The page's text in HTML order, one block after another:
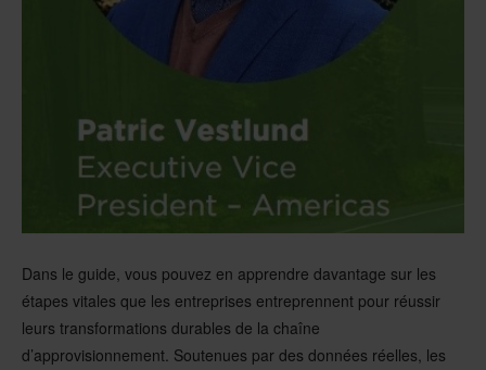
Dans le guide, vous pouvez en apprendre davantage sur les
étapes vitales que les entreprises entreprennent pour réussir
leurs transformations durables de la chaîne
d’approvisionnement. Soutenues par des données réelles, les